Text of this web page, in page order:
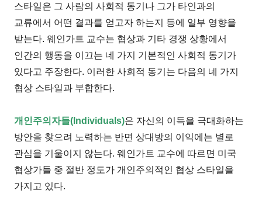
스타일은 그 사람의 사회적 동기나 그가 타인과의
교류에서 어떤 결과를 얻고자 하는지 등에 일부 영향을
받는다. 웨인가트 교수는 협상과 기타 경쟁 상황에서
인간의 행동을 이끄는 네 가지 기본적인 사회적 동기가
있다고 주장한다. 이러한 사회적 동기는 다음의 네 가지
협상 스타일과 부합한다.
개인주의자들(Individuals)은 자신의 이득을 극대화하는
방안을 찾으려 노력하는 반면 상대방의 이익에는 별로
관심을 기울이지 않는다. 웨인가트 교수에 따르면 미국
협상가들 중 절반 정도가 개인주의적인 협상 스타일을
가지고 있다.